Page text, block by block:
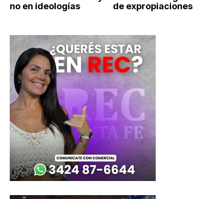
no en ideologías
de expropiaciones